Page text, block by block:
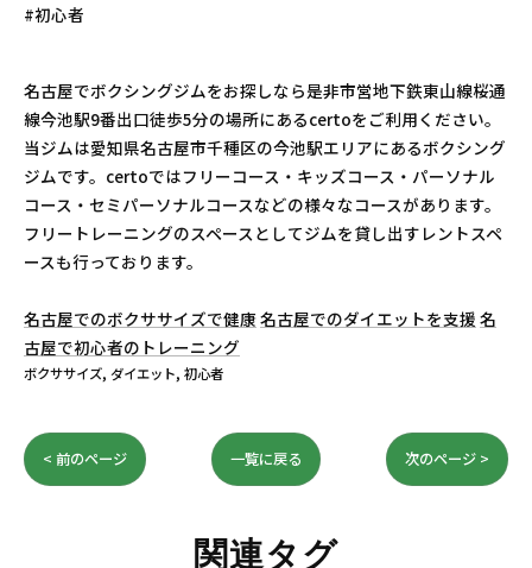
#初心者
名古屋でボクシングジムをお探しなら是非市営地下鉄東山線桜通
線今池駅9番出口徒歩5分の場所にあるcertoをご利用ください。
当ジムは愛知県名古屋市千種区の今池駅エリアにあるボクシング
ジムです。certoではフリーコース・キッズコース・パーソナル
コース・セミパーソナルコースなどの様々なコースがあります。
フリートレーニングのスペースとしてジムを貸し出すレントスペ
ースも行っております。
名古屋でのボクササイズで健康名古屋でのダイエットを支援 名
古屋で初心者のトレーニング
ボクササイズ ダイエット 初心者
< 前のページ 一覧に戻る 次のページ >
関連タグ